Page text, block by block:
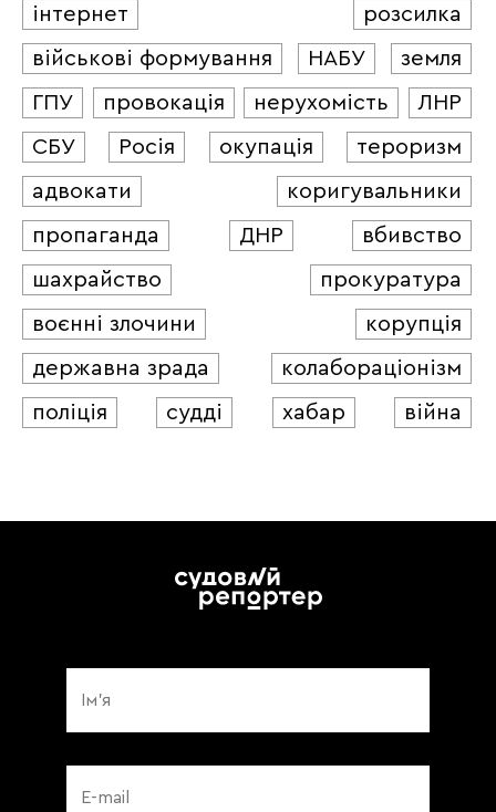
інтернет
розсилка
військові формування
НАБУ
земля
ГПУ
провокація нерухомість
ЛНР
СБУ
Росія окупація
тероризм
адвокати
коригувальники
пропаганда
ДНР
вбивство
шахрайство
прокуратура
воєнні злочини
корупція
державна зрада
колабораціонізм
поліція
судді хабар війна